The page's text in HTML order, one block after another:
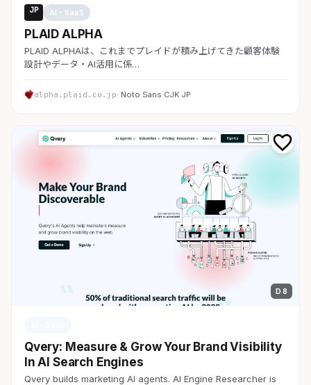
JP AI・SaaS
PLAID ALPHA
PLAID ALPHAは、これまでプレイドが積み上げてきた顧客体験
設計やデータ・AI活用に係…
alpha.plaid.co.jp· Noto Sans CJK JP
D 8
Qvery: Measure & Grow Your Brand Visibility
In AI Search Engines
Qvery builds marketing AI agents. AI Engine Researcher is